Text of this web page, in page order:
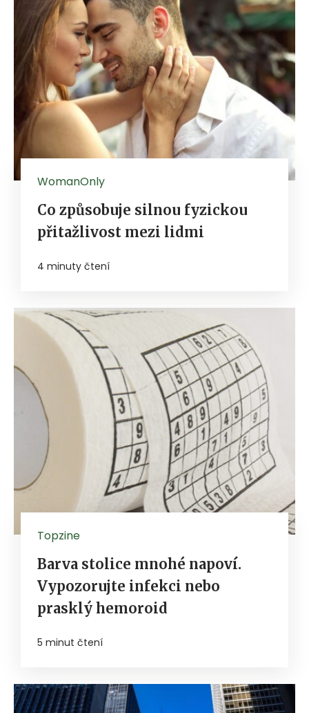
WomanOnly
Co způsobuje silnou fyzickou
přitažlivost mezi lidmi
4 minuty čtení
Topzine
Barva stolice mnohé napoví.
Vypozorujte infekci nebo
prasklý hemoroid
5 minut čtení